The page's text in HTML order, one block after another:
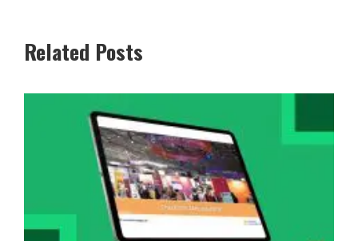
Related Posts